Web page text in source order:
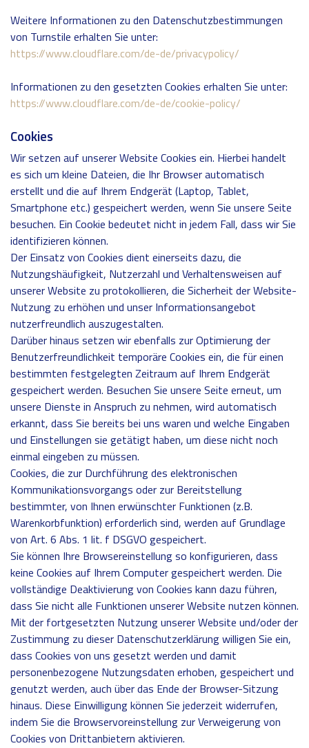
Weitere Informationen zu den Datenschutzbestimmungen
von Turnstile erhalten Sie unter:
https://www.cloudflare.com/de-de/privacypolicy/
Informationen zu den gesetzten Cookies erhalten Sie unter:
https://www.cloudflare.com/de-de/cookie-policy/
Cookies
Wir setzen auf unserer Website Cookies ein. Hierbei handelt
es sich um kleine Dateien, die Ihr Browser automatisch
erstellt und die auf Ihrem Endgerät (Laptop, Tablet,
Smartphone etc.) gespeichert werden, wenn Sie unsere Seite
besuchen. Ein Cookie bedeutet nicht in jedem Fall, dass wir Sie
identifizieren können.
Der Einsatz von Cookies dient einerseits dazu, die
Nutzungshäufigkeit, Nutzerzahl und Verhaltensweisen auf
unserer Website zu protokollieren, die Sicherheit der Website-
Nutzung zu erhöhen und unser Informationsangebot
nutzerfreundlich auszugestalten.
Darüber hinaus setzen wir ebenfalls zur Optimierung der
Benutzerfreundlichkeit temporäre Cookies ein, die für einen
bestimmten festgelegten Zeitraum auf Ihrem Endgerät
gespeichert werden. Besuchen Sie unsere Seite erneut, um
unsere Dienste in Anspruch zu nehmen, wird automatisch
erkannt, dass Sie bereits bei uns waren und welche Eingaben
und Einstellungen sie getätigt haben, um diese nicht noch
einmal eingeben zu müssen.
Cookies, die zur Durchführung des elektronischen
Kommunikationsvorgangs oder zur Bereitstellung
bestimmter, von Ihnen erwünschter Funktionen (z.B.
Warenkorbfunktion) erforderlich sind, werden auf Grundlage
von Art. 6 Abs. 1 lit. f DSGVO gespeichert.
Sie können Ihre Browsereinstellung so konfigurieren, dass
keine Cookies auf Ihrem Computer gespeichert werden. Die
vollständige Deaktivierung von Cookies kann dazu führen,
dass Sie nicht alle Funktionen unserer Website nutzen können.
Mit der fortgesetzten Nutzung unserer Website und/oder der
Zustimmung zu dieser Datenschutzerklärung willigen Sie ein,
dass Cookies von uns gesetzt werden und damit
personenbezogene Nutzungsdaten erhoben, gespeichert und
genutzt werden, auch über das Ende der Browser-Sitzung
hinaus. Diese Einwilligung können Sie jederzeit widerrufen,
indem Sie die Browservoreinstellung zur Verweigerung von
Cookies von Drittanbietern aktivieren.